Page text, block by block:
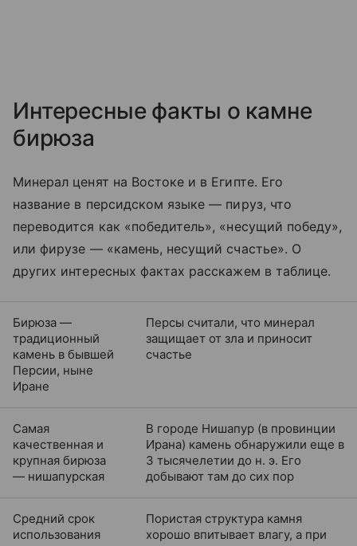
Интересные факты о камне
бирюза
Минерал ценят на Востоке и в Египте. Его
название в персидском языке — пируз, что
переводится как «победитель», «несущий победу»,
или фирузе — «камень, несущий счастье». О
других интересных фактах расскажем в таблице.
Бирюза —
традиционный
камень в бывшей
Персии, ныне
Иране
Персы считали, что минерал
защищает от зла и приносит
счастье
Самая
качественная и
крупная бирюза
— нишапурская
В городе Нишапур (в провинции
Ирана) камень обнаружили еще в
3 тысячелетии до н. э. Его
добывают там до сих пор
Средний срок
использования
Пористая структура камня
хорошо впитывает влагу, а при